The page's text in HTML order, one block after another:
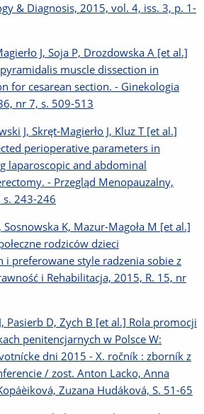
& Diagnosis, 2015, vol. 4, iss. 3, p. 1-
J, Soja P, Drozdowska A [et al.]
muscle dissection in
for cesarean section. - Ginekologia
nr 7, s. 509-513
J, Skręt-Magierło J, Kluz T [et al.]
perioperative parameters in
laparoscopic and abdominal
- Przegląd Menopauzalny,
243-246
Sosnowska K, Mazur-Magoła M [et al.]
rodziców dzieci
i preferowane style radzenia sobie z
i Rehabilitacja, 2015, R. 15, nr
Pasierb D, Zych B [et al.] Rola promocji
penitencjarnych w Polsce W:
dni 2015 - X. ročník : zborník z
/ zost. Anton Lacko, Anna
Zuzana Hudáková, S. 51-65